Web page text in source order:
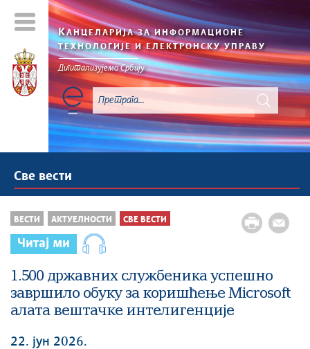
КАНЦЕЛАРИЈА ЗА ИНФОРМАЦИОНЕ
ТЕХНОЛОГИЈЕ И ЕЛЕКТРОНСКУ УПРАВУ
Дигитализујемо Србију
Све вести
ВЕСТИ АКТУЕЛНОСТИ СВЕ ВЕСТИ
Читај ми
1.500 државних службеника успешно
завршило обуку за коришћење Microsoft
алата вештачке интелигенције
22. јун 2026.